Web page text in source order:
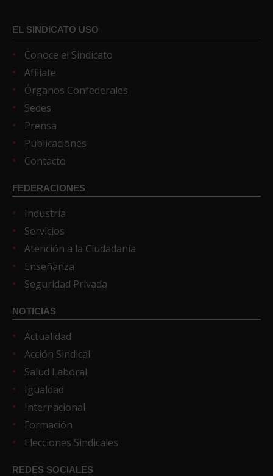
EL SINDICATO USO
Conoce el Sindicato
Afíliate
Órganos Confederales
Sedes
Prensa
Publicaciones
Contacto
FEDERACIONES
Industria
Servicios
Atención a la Ciudadanía
Enseñanza
Seguridad Privada
NOTICIAS
Actualidad
Acción Sindical
Salud Laboral
Igualdad
Internacional
Formación
Elecciones Sindicales
REDES SOCIALES